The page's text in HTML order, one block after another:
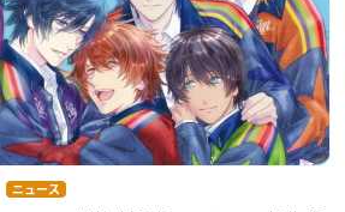
ニュース